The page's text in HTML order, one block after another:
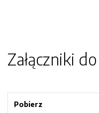
Załączniki
Pobierz